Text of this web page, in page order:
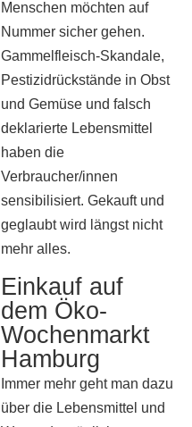
Fr: 09:00 – 18:00 Uhr
Di, Do + Sa: 07:00 – 13:00
Uhr
Fr: 09:00 – 12:00 Uhr
Do: 09:00 – 14:00 Uhr
Mi + Sa: 08:00 – 13:00 Uhr
Fr: 08:00 – 12:00 Uhr
Mi + Sa: 08:00 – 13:00 Uhr
Mi + Fr: 08:00 – 13:00 Uhr
Menschen möchten auf
Nummer sicher gehen.
Gammelfleisch-Skandale,
Pestizidrückstände in Obst
und Gemüse und falsch
deklarierte Lebensmittel
haben die
Verbraucher/innen
sensibilisiert. Gekauft und
geglaubt wird längst nicht
mehr alles.
Einkauf auf
dem Öko-
Wochenmarkt
Hamburg
Immer mehr geht man dazu
über die Lebensmittel und